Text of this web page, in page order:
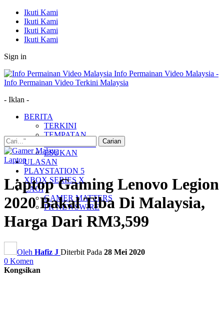
Ikuti Kami
Ikuti Kami
Ikuti Kami
Ikuti Kami
Sign in
Info Permainan Video Malaysia -
Info Permainan Video Terkini Malaysia
- Iklan -
BERITA
TERKINI
TEMPATAN
ESUKAN
ULASAN
PLAYSTATION 5
XBOX SERIES X
LAGI
GAMER MATTERS
PR NEWSWIRE
Laptop
Laptop Gaming Lenovo Legion
2020 Bakal Tiba Di Malaysia,
Harga Dari RM3,599
Oleh Hafiz J Diterbit Pada 28 Mei 2020
0 Komen
Kongsikan